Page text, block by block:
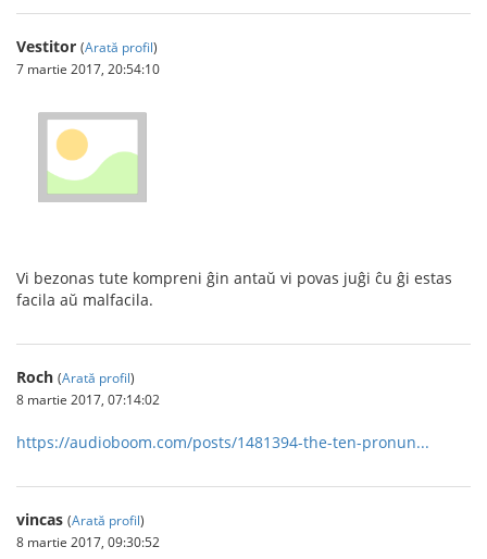
Vestitor (Arată profil)
7 martie 2017, 20:54:10
Vi bezonas tute kompreni ĝin antaŭ vi povas juĝi ĉu ĝi estas
facila aŭ malfacila.
Roch (Arată profil)
8 martie 2017, 07:14:02
https://audioboom.com/posts/1481394-the-ten-pronun...
vincas (Arată profil)
8 martie 2017, 09:30:52